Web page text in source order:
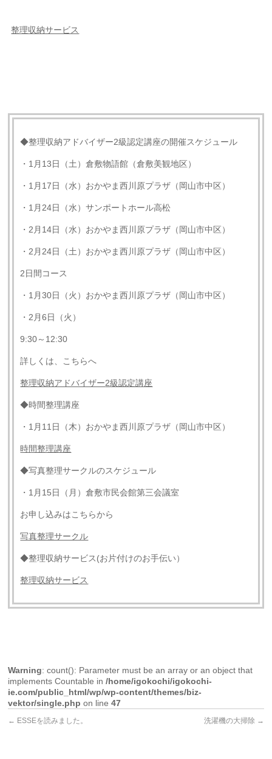
整理収納サービス
◆整理収納アドバイザー2級認定講座の開催スケジュール
・1月13日（土）倉敷物語館（倉敷美観地区）
・1月17日（水）おかやま西川原プラザ（岡山市中区）
・1月24日（水）サンポートホール高松
・2月14日（水）おかやま西川原プラザ（岡山市中区）
・2月24日（土）おかやま西川原プラザ（岡山市中区）
2日間コース
・1月30日（火）おかやま西川原プラザ（岡山市中区）
・2月6日（火）
9:30～12:30
詳しくは、こちらへ
整理収納アドバイザー2級認定講座
◆時間整理講座
・1月11日（木）おかやま西川原プラザ（岡山市中区）
時間整理講座
◆写真整理サークルのスケジュール
・1月15日（月）倉敷市民会館第三会議室
お申し込みはこちらから
写真整理サークル
◆整理収納サービス(お片付けのお手伝い）
整理収納サービス
Warning: count(): Parameter must be an array or an object that
implements Countable in/home/igokochi/igokochi-
ie.com/public_html/wp/wp-content/themes/biz-
vektor/single.php on line47
← ESSEを読みました。 洗濯機の大掃除 →